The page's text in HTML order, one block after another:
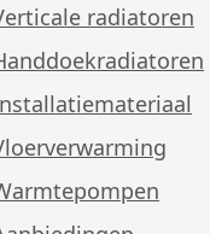
radiatoren